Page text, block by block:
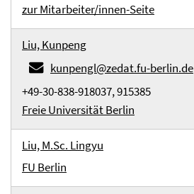
zur Mitarbeiter/innen-Seite
Liu, Kunpeng
kunpengl@zedat.fu-berlin.de
+49-30-838-918037, 915385
Freie Universität Berlin
Liu, M.Sc. Lingyu
FU Berlin